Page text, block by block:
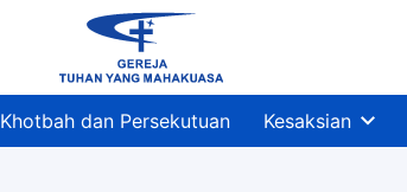
Khotbah dan Persekutuan Kesaksian